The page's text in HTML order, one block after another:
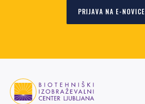
PRIJAVA NA E-NOVICE